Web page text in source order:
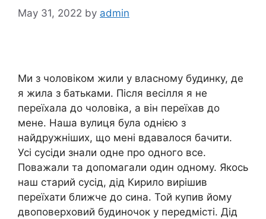
May 31, 2022 by admin
Ми з чоловіком жили у власному будинку, де
я жила з батьками. Після весілля я не
переїхала до чоловіка, а він переїхав до
мене. Наша вулиця була однією з
найдружніших, що мені вдавалося бачити.
Усі сусіди знали одне про одного все.
Поважали та допомагали один одному. Якось
наш старий сусід, дід Кирило вирішив
переїхати ближче до сина. Той купив йому
двоповерховий будиночок у передмісті. Дід